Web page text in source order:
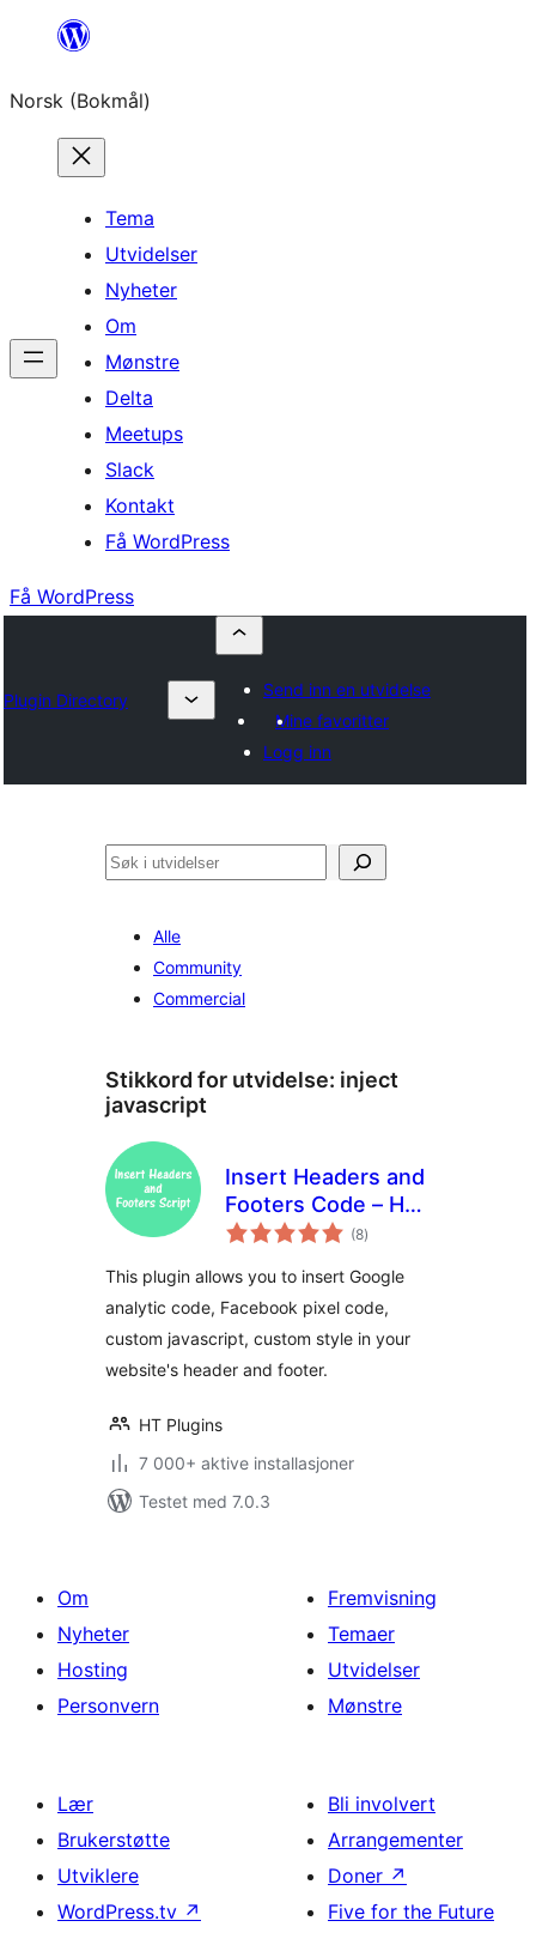
Hopp
innhold
Norsk (Bokmål)
Tema
Utvidelser
Nyheter
Om
Mønstre
Delta
Meetups
Slack
Kontakt
Få WordPress
Få WordPress
Plugin Directory
Send inn en utvidelse
Mine favoritter
Logg inn
Søk
Alle
Community
Commercial
Stikkord for utvidelse: inject
javascript
Insert Headers and
Footers Code – HT
Script
(8totale
vurderinger
)
This plugin allows you to insert Google
analytic code, Facebook pixel code,
custom javascript, custom style in your
website's header and footer.
HT Plugins
7 000+ aktive installasjoner
Testet med 7.0.3
Om
Nyheter
Hosting
Personvern
Fremvisning
Temaer
Utvidelser
Mønstre
Lær
Brukerstøtte
Utviklere
WordPress.tv ↗
Bli involvert
Arrangementer
Doner ↗
Five for the Future